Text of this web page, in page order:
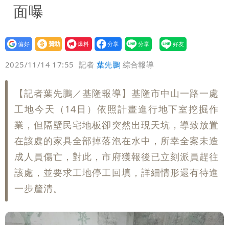
面曝
設為
贊助
我要
爆料
2025/11/14 17:55 記者葉先鵬 綜合報導
【記者葉先鵬／基隆報導】基隆市中山一路一處
工地今天（14日）依照計畫進行地下室挖掘作
業，但隔壁民宅地板卻突然出現天坑，導致放置
在該處的家具全部掉落泡在水中，所幸全案未造
成人員傷亡，對此，市府獲報後已立刻派員趕往
該處，並要求工地停工回填，詳細情形還有待進
一步釐清。